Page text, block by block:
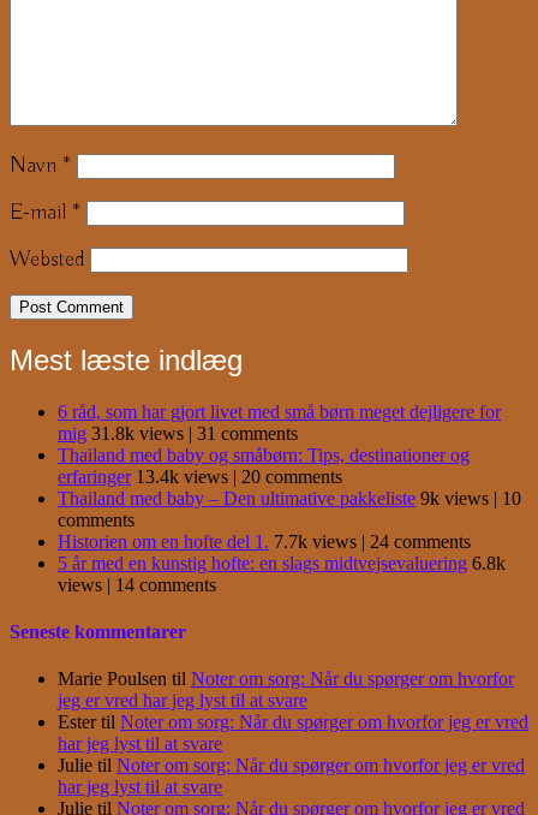
Navn *
E-mail *
Websted
Mest læste indlæg
6 råd, som har gjort livet med små børn meget dejligere for
mig 31.8k views | 31 comments
Thailand med baby og småbørn: Tips, destinationer og
erfaringer 13.4k views | 20 comments
Thailand med baby – Den ultimative pakkeliste 9k views | 10
comments
Historien om en hofte del 1. 7.7k views | 24 comments
5 år med en kunstig hofte: en slags midtvejsevaluering 6.8k
views | 14 comments
Seneste kommentarer
Marie Poulsen til Noter om sorg: Når du spørger om hvorfor
jeg er vred har jeg lyst til at svare
Estertil Noter om sorg: Når du spørger om hvorfor jeg er vred
har jeg lyst til at svare
Julie til Noter om sorg: Når du spørger om hvorfor jeg er vred
har jeg lyst til at svare
Julie til Noter om sorg: Når du spørger om hvorfor jeg er vred